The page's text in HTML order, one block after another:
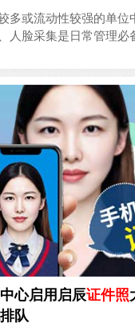
多或流动性较强的单位
人脸采集是日常管理必
心启用启辰证件照
队